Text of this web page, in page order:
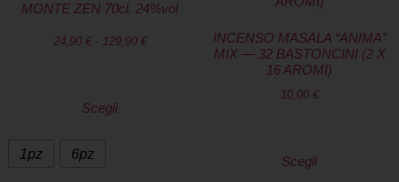
MONTE ZEN 70cl. 24%vol
24,90 € - 129,90 €
Scegli
1pz 6pz
INCENSO MASALA “ANIMA”
MIX — 32 BASTONCINI (2 X
16 AROMI)
10,00 €
Scegli